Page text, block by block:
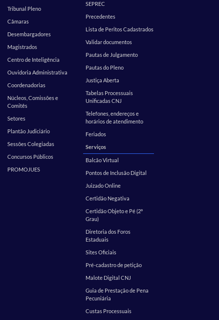
Tribunal Pleno
Câmaras
Desembargadores
Magistrados
Centro de Inteligência
Ouvidoria Administrativa
Coordenadorias
Núcleos, Comissões e
Comitês
Setores
Plantão Judiciário
Sessões Colegiadas
Concursos Públicos
PROMOJUES
SEPREC
Precedentes
Lista de Peritos Cadastrados
Validar documentos
Pautas de Julgamento
Pautas do Pleno
Justiça Aberta
Tabelas Processuais
Unificadas CNJ
Telefones, endereços e
horários de atendimento
Feriados
Serviços
Balcão Virtual
Pontos de Inclusão Digital
Juizado Online
Certidão Negativa
Certidão Objeto e Pé (2º
Grau)
Diretoria dos Foros
Estaduais
Sites Oficiais
Pré-cadastro de petição
Malote Digital CNJ
Guia de Prestação de Pena
Pecuniária
Custas Processuais